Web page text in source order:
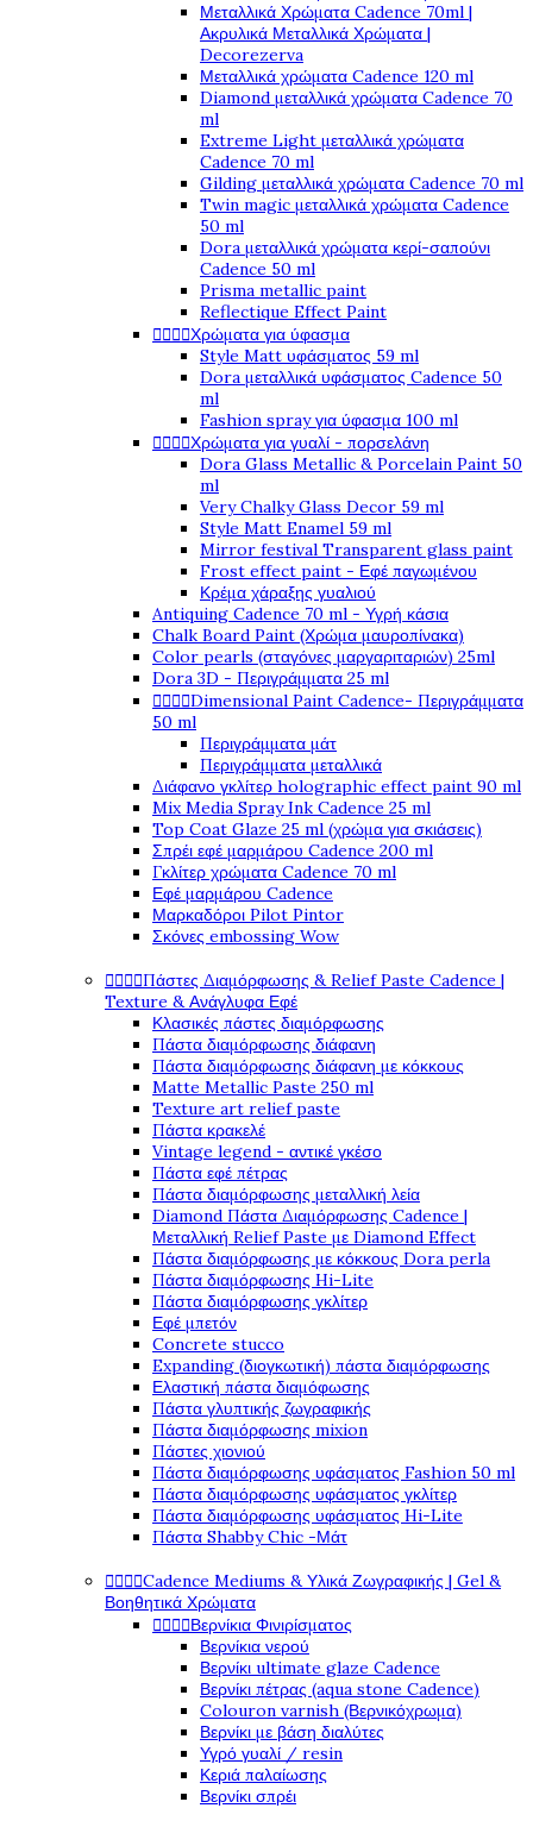
Μεταλλικά Χρώματα Cadence 70ml |
Ακρυλικά Μεταλλικά Χρώματα |
Decorezerva
Μεταλλικά χρώματα Cadence 120 ml
Diamond μεταλλικά χρώματα Cadence 70
ml
Extreme Light μεταλλικά χρώματα
Cadence 70 ml
Gilding μεταλλικά χρώματα Cadence 70 ml
Twin magic μεταλλικά χρώματα Cadence
50 ml
Dora μεταλλικά χρώματα κερί-σαπούνι
Cadence 50 ml
Prisma metallic paint
Reflectique Effect Paint
Χρώματα για ύφασμα
Style Matt υφάσματος 59 ml
Dora μεταλλικά υφάσματος Cadence 50
ml
Fashion spray για ύφασμα 100 ml
Χρώματα για γυαλί - πορσελάνη
Dora Glass Metallic & Porcelain Paint 50
ml
Very Chalky Glass Decor 59 ml
Style Matt Enamel 59 ml
Mirror festival Transparent glass paint
Frost effect paint - Εφέ παγωμένου
Κρέμα χάραξης γυαλιού
Antiquing Cadence 70 ml - Υγρή κάσια
Chalk Board Paint (Χρώμα μαυροπίνακα)
Color pearls (σταγόνες μαργαριταριών) 25ml
Dora 3D - Περιγράμματα 25 ml
Dimensional Paint Cadence- Περιγράμματα
50 ml
Περιγράμματα μάτ
Περιγράμματα μεταλλικά
Διάφανο γκλίτερ holographic effect paint 90 ml
Mix Media Spray Ink Cadence 25 ml
Top Coat Glaze 25 ml (χρώμα για σκιάσεις)
Σπρέι εφέ μαρμάρου Cadence 200 ml
Γκλίτερ χρώματα Cadence 70 ml
Εφέ μαρμάρου Cadence
Μαρκαδόροι Pilot Pintor
Σκόνες embossing Wow
Πάστες Διαμόρφωσης & Relief Paste Cadence |
Texture & Ανάγλυφα Εφέ
Κλασικές πάστες διαμόρφωσης
Πάστα διαμόρφωσης διάφανη
Πάστα διαμόρφωσης διάφανη με κόκκους
Matte Metallic Paste 250 ml
Texture art relief paste
Πάστα κρακελέ
Vintage legend - αντικέ γκέσο
Πάστα εφέ πέτρας
Πάστα διαμόρφωσης μεταλλική λεία
Diamond Πάστα Διαμόρφωσης Cadence |
Μεταλλική Relief Paste με Diamond Effect
Πάστα διαμόρφωσης με κόκκους Dora perla
Πάστα διαμόρφωσης Hi-Lite
Πάστα διαμόρφωσης γκλίτερ
Εφέ μπετόν
Concrete stucco
Expanding (διογκωτική) πάστα διαμόρφωσης
Ελαστική πάστα διαμόφωσης
Πάστα γλυπτικής ζωγραφικής
Πάστα διαμόρφωσης mixion
Πάστες χιονιού
Πάστα διαμόρφωσης υφάσματος Fashion 50 ml
Πάστα διαμόρφωσης υφάσματος γκλίτερ
Πάστα διαμόρφωσης υφάσματος Hi-Lite
Πάστα Shabby Chic -Μάτ
Cadence Mediums & Υλικά Ζωγραφικής | Gel &
Βοηθητικά Χρώματα
Βερνίκια Φινιρίσματος
Βερνίκια νερού
Βερνίκι ultimate glaze Cadence
Βερνίκι πέτρας (aqua stone Cadence)
Colouron varnish (Βερνικόχρωμα)
Βερνίκι με βάση διαλύτες
Υγρό γυαλί / resin
Κεριά παλαίωσης
Βερνίκι σπρέι